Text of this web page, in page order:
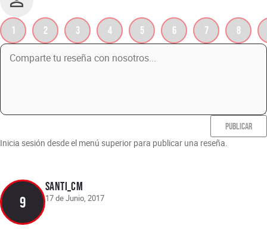
1 2 3 4 5 6 7 8
PUBLICAR
Inicia sesión desde el menú superior para publicar una reseña.
9
santi_cm
17 de Junio, 2017